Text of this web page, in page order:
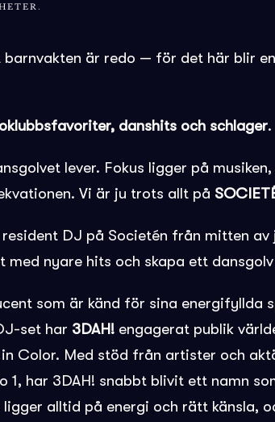
.
är redo — för det här blir
danshits och schlager.
lever. Fokus ligger på
Vi är ju trots allt på
DJ på Societén från mitten
nyare hits och skapa ett dansgolv
som är känd för sina energifyllda
set har 3DAH! engagerat publik
Color. Med stöd från artister och
1, har 3DAH! snabbt blivit ett namn
alltid på energi och rätt känsla,